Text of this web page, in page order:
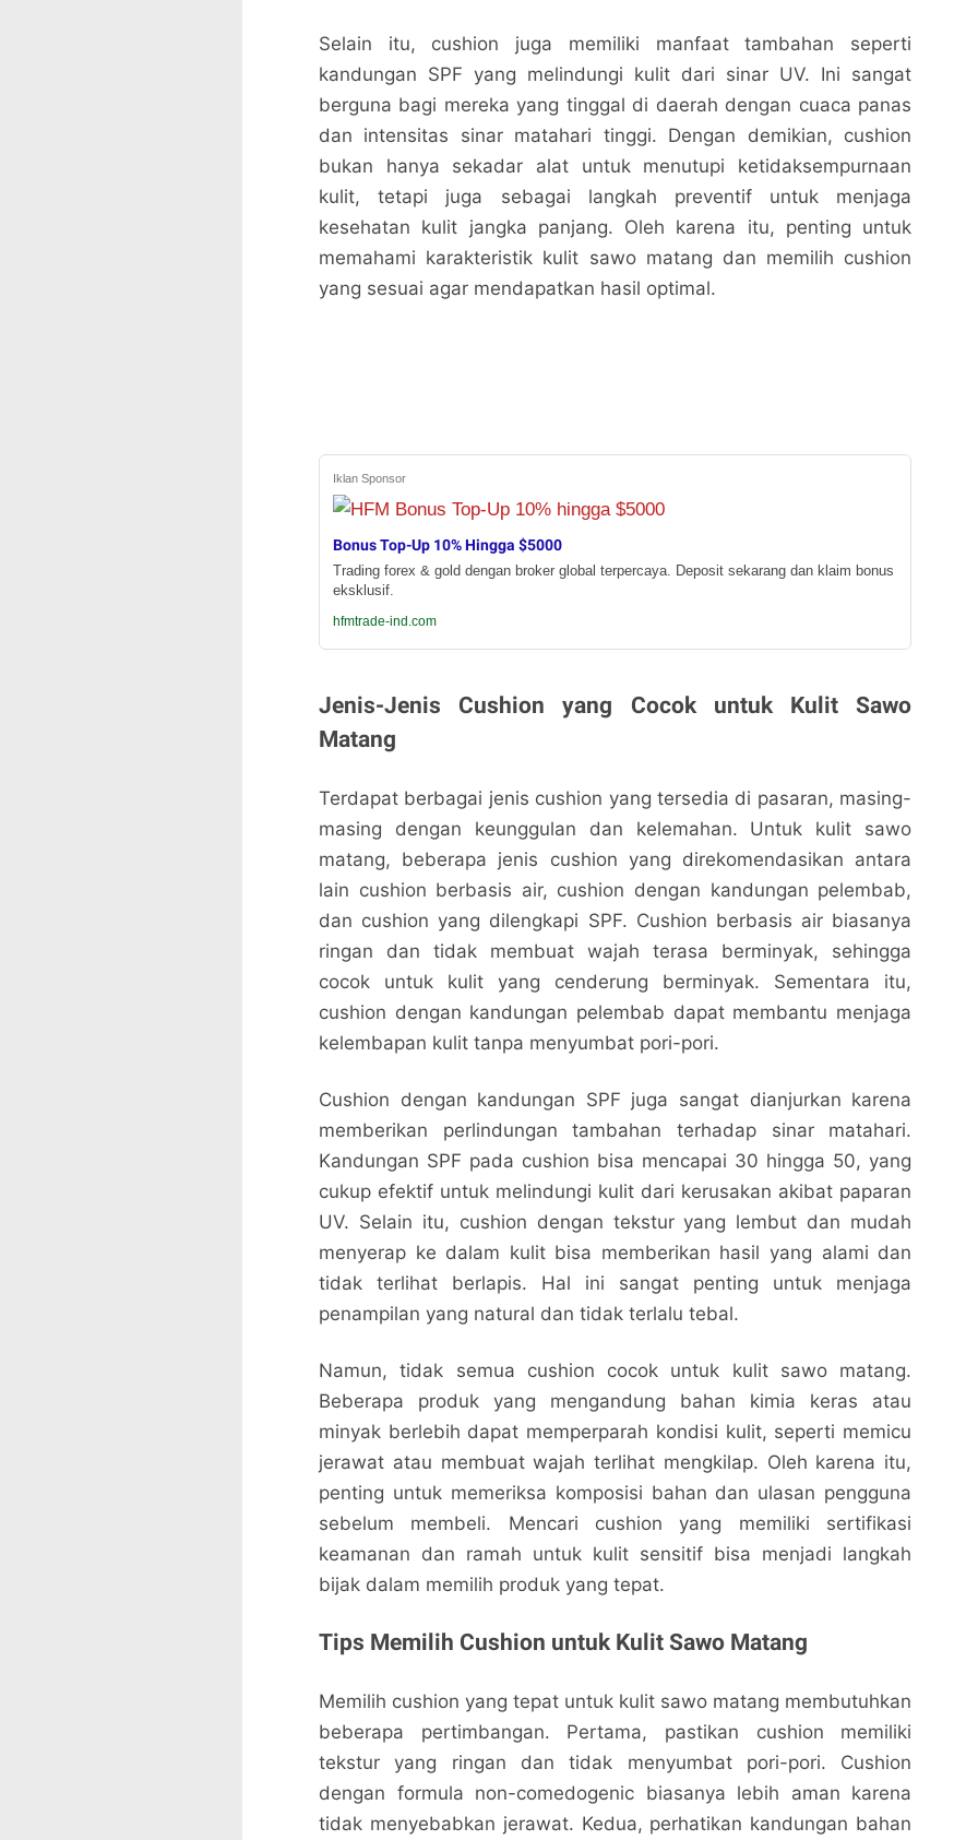
Cushion untuk Kulit Sawo Matang: Pilih yang Tepat
untuk Tampilan Alami dan Berkualitas
Nalarrakyat.com - Media Kritis
Bagikan ke media lain
Selain itu, cushion juga memiliki manfaat tambahan seperti
kandungan SPF yang melindungi kulit dari sinar UV. Ini sangat
berguna bagi mereka yang tinggal di daerah dengan cuaca panas
dan intensitas sinar matahari tinggi. Dengan demikian, cushion
bukan hanya sekadar alat untuk menutupi ketidaksempurnaan
kulit, tetapi juga sebagai langkah preventif untuk menjaga
kesehatan kulit jangka panjang. Oleh karena itu, penting untuk
memahami karakteristik kulit sawo matang dan memilih cushion
yang sesuai agar mendapatkan hasil optimal.
Iklan Sponsor
Bonus Top-Up 10% Hingga $5000
Trading forex & gold dengan broker global terpercaya. Deposit sekarang dan klaim bonus
eksklusif.
hfmtrade-ind.com
Jenis-Jenis Cushion yang Cocok untuk Kulit Sawo
Matang
Terdapat berbagai jenis cushion yang tersedia di pasaran, masing-
masing dengan keunggulan dan kelemahan. Untuk kulit sawo
matang, beberapa jenis cushion yang direkomendasikan antara
lain cushion berbasis air, cushion dengan kandungan pelembab,
dan cushion yang dilengkapi SPF. Cushion berbasis air biasanya
ringan dan tidak membuat wajah terasa berminyak, sehingga
cocok untuk kulit yang cenderung berminyak. Sementara itu,
cushion dengan kandungan pelembab dapat membantu menjaga
kelembapan kulit tanpa menyumbat pori-pori.
Cushion dengan kandungan SPF juga sangat dianjurkan karena
memberikan perlindungan tambahan terhadap sinar matahari.
Kandungan SPF pada cushion bisa mencapai 30 hingga 50, yang
cukup efektif untuk melindungi kulit dari kerusakan akibat paparan
UV. Selain itu, cushion dengan tekstur yang lembut dan mudah
menyerap ke dalam kulit bisa memberikan hasil yang alami dan
tidak terlihat berlapis. Hal ini sangat penting untuk menjaga
penampilan yang natural dan tidak terlalu tebal.
Namun, tidak semua cushion cocok untuk kulit sawo matang.
Beberapa produk yang mengandung bahan kimia keras atau
minyak berlebih dapat memperparah kondisi kulit, seperti memicu
jerawat atau membuat wajah terlihat mengkilap. Oleh karena itu,
penting untuk memeriksa komposisi bahan dan ulasan pengguna
sebelum membeli. Mencari cushion yang memiliki sertifikasi
keamanan dan ramah untuk kulit sensitif bisa menjadi langkah
bijak dalam memilih produk yang tepat.
Tips Memilih Cushion untuk Kulit Sawo Matang
Memilih cushion yang tepat untuk kulit sawo matang membutuhkan
beberapa pertimbangan. Pertama, pastikan cushion memiliki
tekstur yang ringan dan tidak menyumbat pori-pori. Cushion
dengan formula non-comedogenic biasanya lebih aman karena
tidak menyebabkan jerawat. Kedua, perhatikan kandungan bahan
Cushion untuk Kulit Sawo Matang: Pilih yang Tepat
untuk Tampilan Alami dan Berkualitas
Nalarrakyat.com - Media Kritis
Bagikan ke media lain